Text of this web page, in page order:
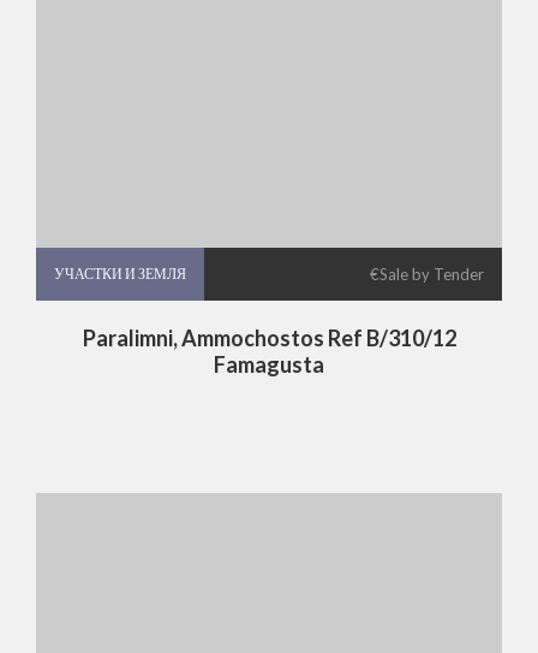
УЧАСТКИ И ЗЕМЛЯ
УЧАСТКИ И ЗЕМЛЯ €Sale by Tender
Paralimni, Ammochostos Ref B/310/12
Famagusta